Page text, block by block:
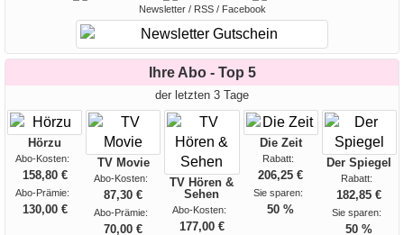
Newsletter / RSS / Facebook
Ihre Abo - Top 5
der letzten 3 Tage
Hörzu
Abo-Kosten:
158,80 €
Abo-Prämie:
130,00 €
TV Movie
Abo-Kosten:
87,30 €
Abo-Prämie:
70,00 €
TV Hören &
Sehen
Abo-Kosten:
177,00 €
Die Zeit
Rabatt:
206,25 €
Sie sparen:
50 %
Der Spiegel
Rabatt:
182,85 €
Sie sparen:
50 %